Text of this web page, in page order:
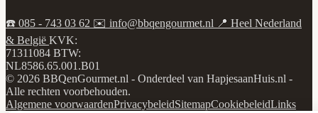
☎️ 085 - 743 03 62 ✉️ info@bbqengourmet.nl 📍 Heel Nederland
& België KVK:
71311084 BTW:
NL8586.65.001.B01
© 2026 BBQenGourmet.nl - Onderdeel van HapjesaanHuis.nl -
Alle rechten voorbehouden.
Algemene voorwaardenPrivacybeleidSitemapCookiebeleidLinks